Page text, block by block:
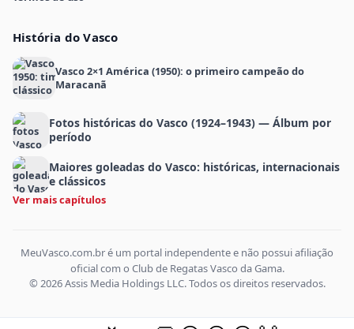
História do Vasco
Vasco 2×1 América (1950): o primeiro campeão do
Maracanã
Fotos históricas do Vasco (1924–1943) — Álbum por
período
Maiores goleadas do Vasco: históricas, internacionais
e clássicos
Ver mais capítulos
MeuVasco.com.br é um portal independente e não possui afiliação
oficial com o Club de Regatas Vasco da Gama.
© 2026 Assis Media Holdings LLC. Todos os direitos reservados.